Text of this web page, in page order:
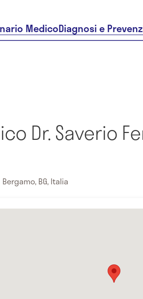
MedicoDiagnosi e
Dr. Saverio
BG, Italia